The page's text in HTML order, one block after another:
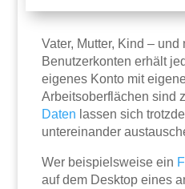
Vater, Mutter, Kind – und
Benutzerkonten erhält
eigenes Konto mit
Arbeitsoberflächen sind
Daten lassen sich
untereinander
Wer beispielsweise ein
auf dem Desktop eines